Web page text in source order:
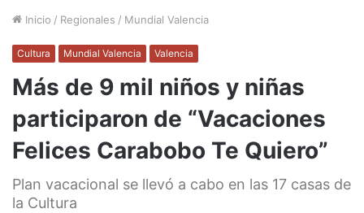
Inicio / Regionales / Mundial Valencia
Cultura Mundial Valencia Valencia
Más de 9 mil niños y niñas
participaron de “Vacaciones
Felices Carabobo Te Quiero”
Plan vacacional se llevó a cabo en las 17 casas de
la Cultura